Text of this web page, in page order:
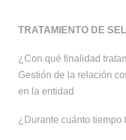
TRATAMIENTO DE
¿Con qué finalidad
Gestión de la relación
en la entidad
¿Durante cuánto tiempo